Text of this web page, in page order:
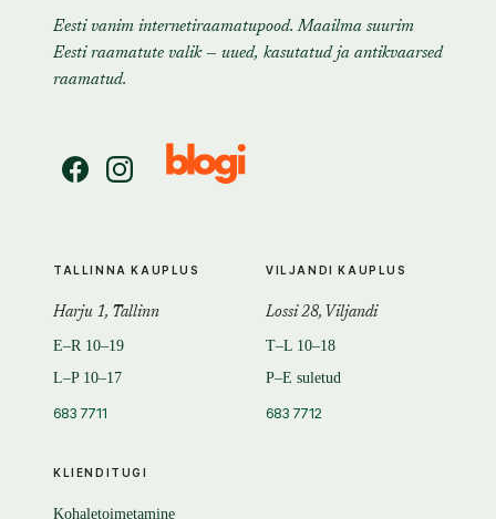
Eesti vanim internetiraamatupood. Maailma suurim
Eesti raamatute valik — uued, kasutatud ja antikvaarsed
raamatud.
KLIENDITUGI
Kohaletoimetamine
TALLINNA KAUPLUS
Harju 1, Tallinn
E–R 10–19
L–P 10–17
683 7711
VILJANDI KAUPLUS
Lossi 28, Viljandi
T–L 10–18
P–E suletud
683 7712